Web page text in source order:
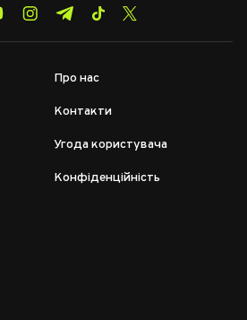
Про нас
Контакти
Угода користувача
Конфіденційність